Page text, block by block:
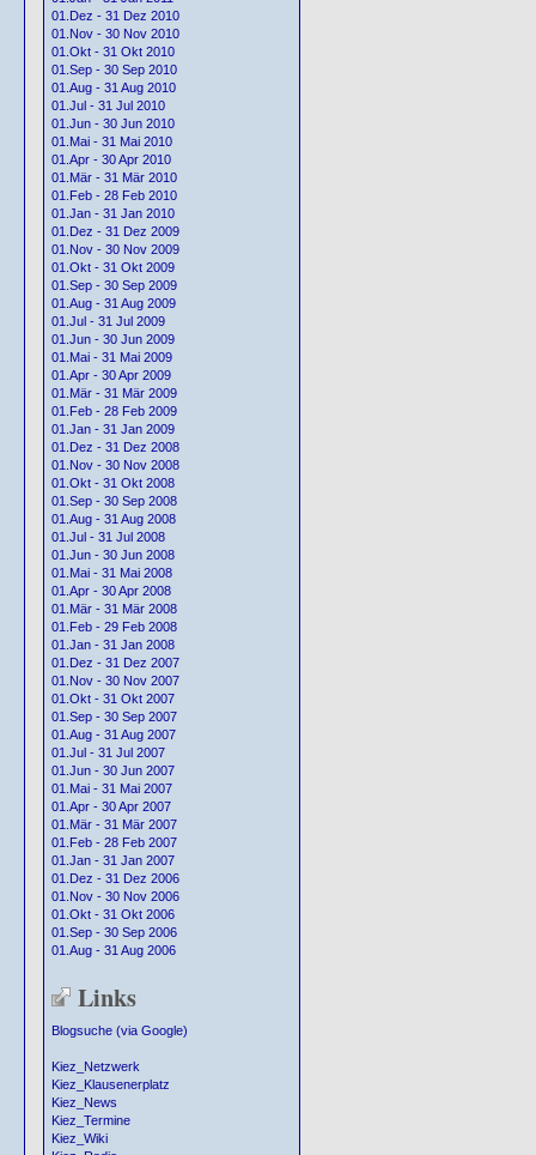
01.Dez - 31 Dez 2010
01.Nov - 30 Nov 2010
01.Okt - 31 Okt 2010
01.Sep - 30 Sep 2010
01.Aug - 31 Aug 2010
01.Jul - 31 Jul 2010
01.Jun - 30 Jun 2010
01.Mai - 31 Mai 2010
01.Apr - 30 Apr 2010
01.Mär - 31 Mär 2010
01.Feb - 28 Feb 2010
01.Jan - 31 Jan 2010
01.Dez - 31 Dez 2009
01.Nov - 30 Nov 2009
01.Okt - 31 Okt 2009
01.Sep - 30 Sep 2009
01.Aug - 31 Aug 2009
01.Jul - 31 Jul 2009
01.Jun - 30 Jun 2009
01.Mai - 31 Mai 2009
01.Apr - 30 Apr 2009
01.Mär - 31 Mär 2009
01.Feb - 28 Feb 2009
01.Jan - 31 Jan 2009
01.Dez - 31 Dez 2008
01.Nov - 30 Nov 2008
01.Okt - 31 Okt 2008
01.Sep - 30 Sep 2008
01.Aug - 31 Aug 2008
01.Jul - 31 Jul 2008
01.Jun - 30 Jun 2008
01.Mai - 31 Mai 2008
01.Apr - 30 Apr 2008
01.Mär - 31 Mär 2008
01.Feb - 29 Feb 2008
01.Jan - 31 Jan 2008
01.Dez - 31 Dez 2007
01.Nov - 30 Nov 2007
01.Okt - 31 Okt 2007
01.Sep - 30 Sep 2007
01.Aug - 31 Aug 2007
01.Jul - 31 Jul 2007
01.Jun - 30 Jun 2007
01.Mai - 31 Mai 2007
01.Apr - 30 Apr 2007
01.Mär - 31 Mär 2007
01.Feb - 28 Feb 2007
01.Jan - 31 Jan 2007
01.Dez - 31 Dez 2006
01.Nov - 30 Nov 2006
01.Okt - 31 Okt 2006
01.Sep - 30 Sep 2006
01.Aug - 31 Aug 2006
Links
Blogsuche (via Google)
Kiez_Netzwerk
Kiez_Klausenerplatz
Kiez_News
Kiez_Termine
Kiez_Wiki